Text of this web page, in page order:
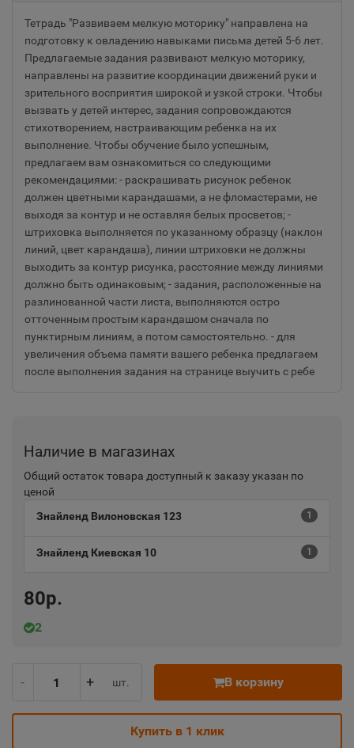
Тетрадь "Развиваем мелкую моторику" направлена на
подготовку к овладению навыками письма детей 5-6 лет.
Предлагаемые задания развивают мелкую моторику,
направлены на развитие координации движений руки и
зрительного восприятия широкой и узкой строки. Чтобы
вызвать у детей интерес, задания сопровождаются
стихотворением, настраивающим ребенка на их
выполнение. Чтобы обучение было успешным,
предлагаем вам ознакомиться со следующими
рекомендациями: - раскрашивать рисунок ребенок
должен цветными карандашами, а не фломастерами, не
выходя за контур и не оставляя белых просветов; -
штриховка выполняется по указанному образцу (наклон
линий, цвет карандаша), линии штриховки не должны
выходить за контур рисунка, расстояние между линиями
должно быть одинаковым; - задания, расположенные на
разлинованной части листа, выполняются остро
отточенным простым карандашом сначала по
пунктирным линиям, а потом самостоятельно. - для
увеличения объема памяти вашего ребенка предлагаем
после выполнения задания на странице выучить с ребе
Наличие в магазинах
Общий остаток товара доступный к заказу указан по
ценой
Знайленд Вилоновская 123
1
Знайленд Киевская 10 1
80р.
2
- + шт. В корзину
Купить в 1 клик